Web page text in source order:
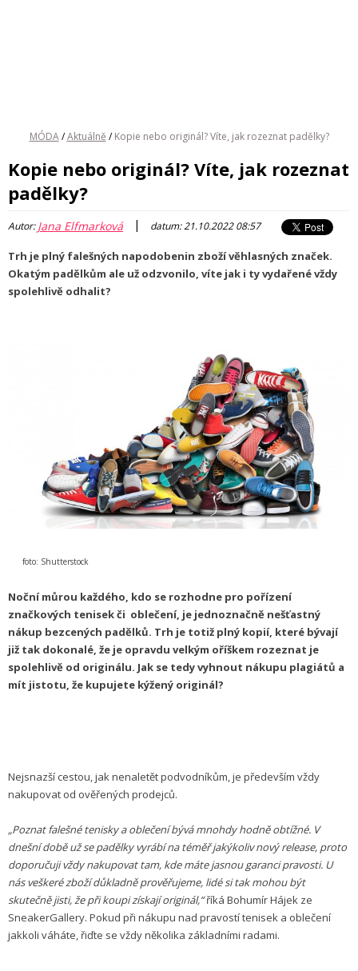
MÓDA / Aktuálně / Kopie nebo originál? Víte, jak rozeznat padělky?
Kopie nebo originál? Víte, jak rozeznat
padělky?
Autor:Jana Elfmarková | datum: 21.10.2022 08:57
Trh je plný falešných napodobenin zboží věhlasných značek.
Okatým padělkům ale už odzvonilo, víte jak i ty vydařené vždy
spolehlivě odhalit?
foto: Shutterstock
Noční můrou každého, kdo se rozhodne pro pořízení
značkových tenisek či oblečení, je jednoznačně nešťastný
nákup bezcených padělků. Trh je totiž plný kopií, které bývají
již tak dokonalé, že je opravdu velkým oříškem rozeznat je
spolehlivě od originálu. Jak se tedy vyhnout nákupu plagiátů a
mít jistotu, že kupujete kýžený originál?
Nejsnazší cestou, jak nenaletět podvodníkům, je především vždy
nakupovat od ověřených prodejců.
„Poznat falešné tenisky a oblečení bývá mnohdy hodně obtížné. V
dnešní době už se padělky vyrábí na téměř jakýkoliv nový release, proto
doporučuji vždy nakupovat tam, kde máte jasnou garanci pravosti. U
nás veškeré zboží důkladně prověřujeme, lidé si tak mohou být
skutečně jisti, že při koupi získají originál,“říká Bohumír Hájek ze
SneakerGallery. Pokud při nákupu nad pravostí tenisek a oblečení
jakkoli váháte, řiďte se vždy několika základními radami.